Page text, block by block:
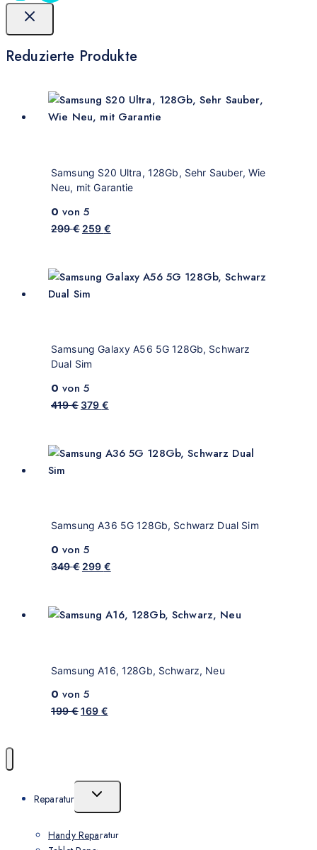
Reduzierte Produkte
Samsung S20 Ultra, 128Gb, Sehr Sauber, Wie
Neu, mit Garantie
0 von 5
299€ 259 €
Samsung Galaxy A56 5G 128Gb, Schwarz
Dual Sim
0 von 5
419€ 379 €
Samsung A36 5G 128Gb, Schwarz Dual Sim
0 von 5
349€ 299 €
Samsung A16, 128Gb, Schwarz, Neu
0 von 5
199€169 €
Reparatur
Handy Reparatur